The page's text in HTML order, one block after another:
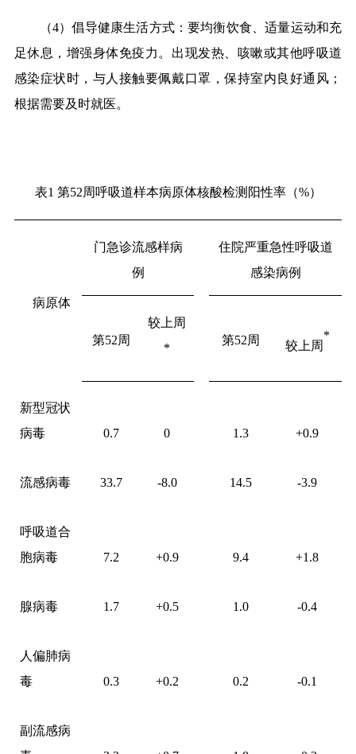
（4）倡导健康生活方式：要均衡饮食、适量运动和充
足休息，增强身体免疫力。出现发热、咳嗽或其他呼吸道
感染症状时，与人接触要佩戴口罩，保持室内良好通风；
根据需要及时就医。
表1 第52周呼吸道样本病原体核酸检测阳性率（%）
病原体
门急诊流感样病
例
住院严重急性呼吸道
感染病例
第52周
较上周
*
第52周 较上周
*
新型冠状
病毒
0.7 0 1.3 +0.9
流感病毒 33.7 -8.0 14.5 -3.9
呼吸道合
胞病毒
7.2 +0.9 9.4 +1.8
腺病毒 1.7 +0.5 1 .0 -0.4
人偏肺病
毒
0.3 +0.2 0.2 -0.1
副流感病